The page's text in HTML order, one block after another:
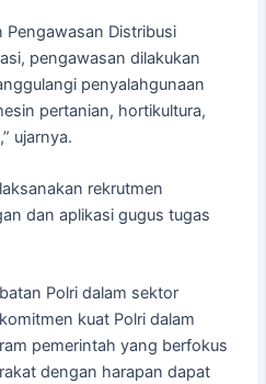
Pengawasan Distribusi
pengawasan dilakukan
penyalahgunaan
pertanian, hortikultura,
ujarnya.
rekrutmen
dan aplikasi gugus tugas
Polri dalam sektor
kuat Polri dalam
pemerintah yang berfokus
dengan harapan dapat